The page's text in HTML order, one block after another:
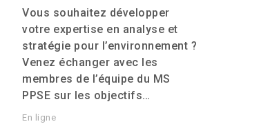
Vous souhaitez développer
votre expertise en analyse et
stratégie pour l’environnement ?
Venez échanger avec les
membres de l’équipe du MS
PPSE sur les objectifs…
En ligne